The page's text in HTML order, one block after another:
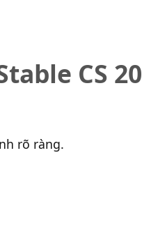
CS 20
rõ ràng.